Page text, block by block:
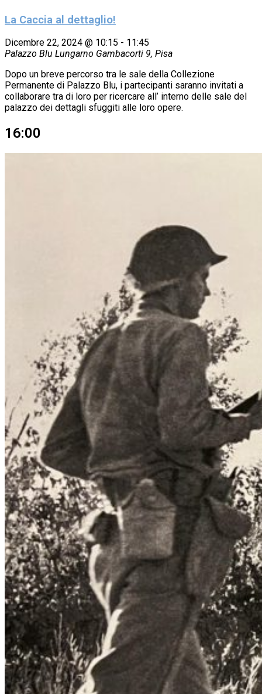
La Caccia al dettaglio!
Dicembre 22, 2024 @ 10:15 - 11:45
Palazzo Blu Lungarno Gambacorti 9, Pisa
Dopo un breve percorso tra le sale della Collezione
Permanente di Palazzo Blu, i partecipanti saranno invitati a
collaborare tra di loro per ricercare all’ interno delle sale del
palazzo dei dettagli sfuggiti alle loro opere.
16:00